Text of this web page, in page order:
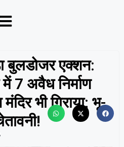
बुलडोजर एक्शन:
में 7 अवैध निर्माण
मंदिर भी गिराया; भू-